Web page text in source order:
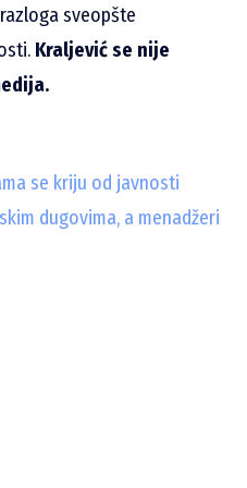
sveopšte
Kraljević se nije
se kriju od javnosti
dugovima, a menadžeri